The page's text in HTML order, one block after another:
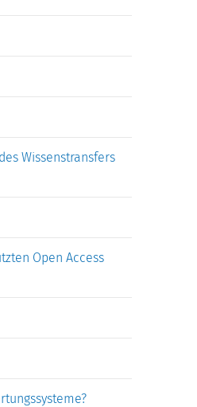
Wissenstransfers
Open Access